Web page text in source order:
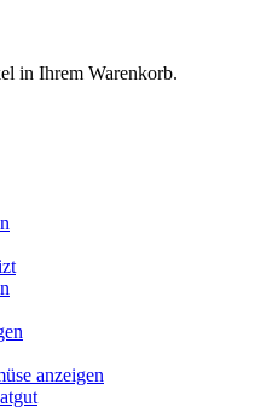
in Ihrem Warenkorb.
anzeigen